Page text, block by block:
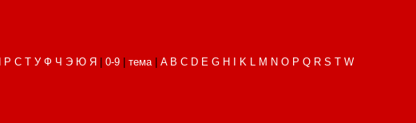
Р С Т У Ф Ч Э Ю Я 0-9| тема| A B C D E G H K L M N O P Q R S T W